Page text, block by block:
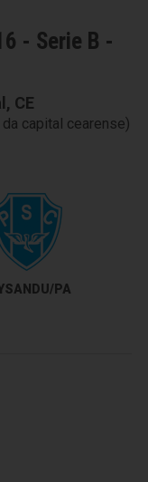
- Serie B -
CE
capital cearense)
PA